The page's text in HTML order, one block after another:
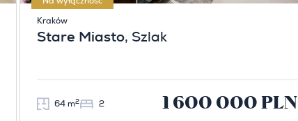
Kraków
Stare Miasto, Szlak
64 m2 2 1 600 000 PLN